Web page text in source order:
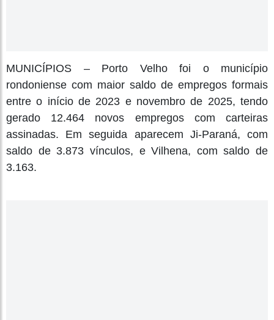
MUNICÍPIOS – Porto Velho foi o município
rondoniense com maior saldo de empregos formais
entre o início de 2023 e novembro de 2025, tendo
gerado 12.464 novos empregos com carteiras
assinadas. Em seguida aparecem Ji-Paraná, com
saldo de 3.873 vínculos, e Vilhena, com saldo de
3.163.